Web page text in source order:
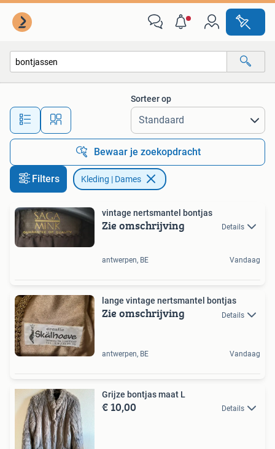
Alle afstanden…
Sorteer op
Bewaar je zoekopdracht
Filters Kleding | Dames
vintage nertsmantel bontjas
Zie omschrijving Details
antwerpen, BE Vandaag
lange vintage nertsmantel bontjas
Zie omschrijving Details
antwerpen, BE Vandaag
Grijze bontjas maat L
€ 10,00 Details